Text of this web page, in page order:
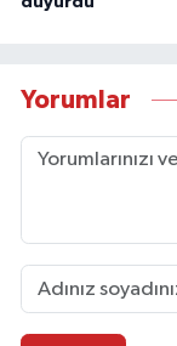
Yorumlar